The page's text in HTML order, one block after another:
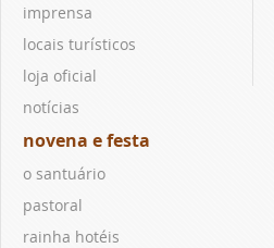
imprensa
locais turísticos
loja oficial
notícias
novena e festa
o santuário
pastoral
rainha hotéis